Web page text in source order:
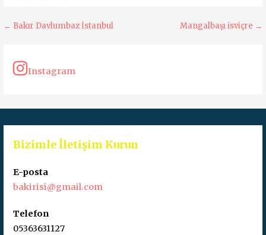
Yazı
← Bakır Davlumbaz İstanbul Mangalbaşı isviçre →
Instagram
Bizimle İletişim Kurun
E-posta
bakirisi@gmail.com
Telefon
05363631127